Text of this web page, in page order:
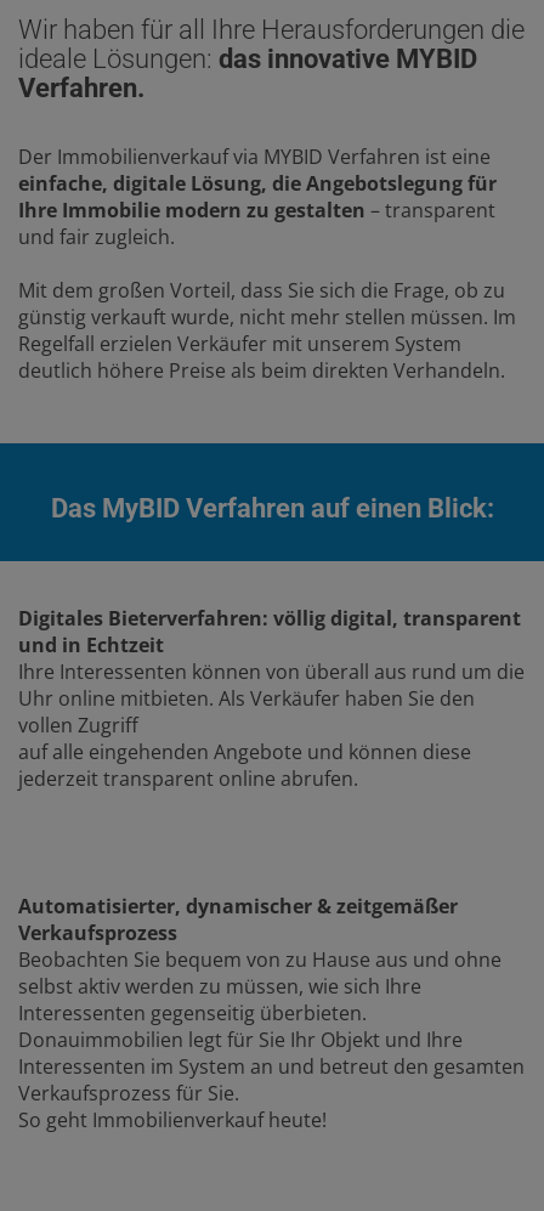
Wir haben für all Ihre Herausforderungen die
ideale Lösungen: das innovative MYBID
Verfahren.
Der Immobilienverkauf via MYBID Verfahren ist eine
einfache, digitale Lösung, die Angebotslegung für
Ihre Immobilie modern zu gestalten – transparent
und fair zugleich.
Mit dem großen Vorteil, dass Sie sich die Frage, ob zu
günstig verkauft wurde, nicht mehr stellen müssen. Im
Regelfall erzielen Verkäufer mit unserem System
deutlich höhere Preise als beim direkten Verhandeln.
Das MyBID Verfahren auf einen Blick:
Digitales Bieterverfahren: völlig digital, transparent
und in Echtzeit
Ihre Interessenten können von überall aus rund um die
Uhr online mitbieten. Als Verkäufer haben Sie den
vollen Zugriff
auf alle eingehenden Angebote und können diese
jederzeit transparent online abrufen.
Automatisierter, dynamischer & zeitgemäßer
Verkaufsprozess
Beobachten Sie bequem von zu Hause aus und ohne
selbst aktiv werden zu müssen, wie sich Ihre
Interessenten gegenseitig überbieten.
Donauimmobilien legt für Sie Ihr Objekt und Ihre
Interessenten im System an und betreut den gesamten
Verkaufsprozess für Sie.
So geht Immobilienverkauf heute!